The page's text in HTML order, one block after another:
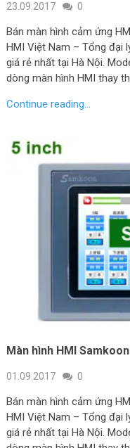
23.09.2017 0
Bán màn hình cảm ứng
HMI Việt Nam – Tổng đại
giá rẻ nhất tại Hà Nội.
dòng màn hình HMI thay
Continue reading...
Màn hình HMI
01.09.2017 0
Bán màn hình cảm ứng
HMI Việt Nam – Tổng đại
giá rẻ nhất tại Hà Nội.